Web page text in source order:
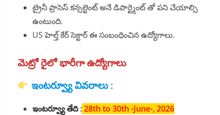
ట్రైనీ ప్రాసెస్ కన్సల్టెంట్ అనే డిపార్ట్మెంట్ తో పని చేయాల్సి
ఉంటుంది.
US హెల్త్ కేర్ సెక్టార్ ఈ సంబంధించిన ఉద్యోగాలు.
మెట్రో రైలో భారీగా ఉద్యోగాలు
ఇంటర్వ్యూ వివరాలు :
ఇంటర్వ్యూ తేది :28th to 30th -June-, 2026